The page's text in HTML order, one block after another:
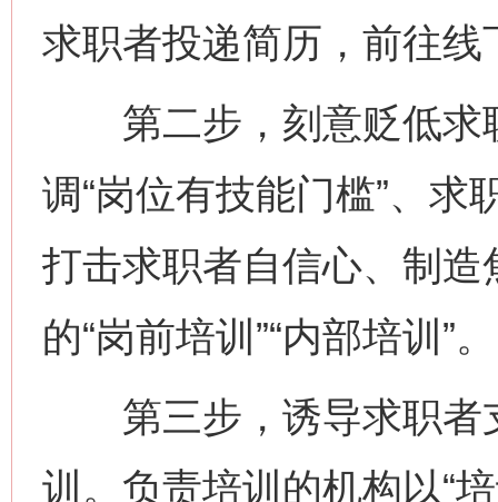
求职者投递简历，前往线
第二步，刻意贬低求
调“岗位有技能门槛”、求
打击求职者自信心、制
的“岗前培训”“内部培训”。
第三步，诱导求职者
训。负责培训的机构以“